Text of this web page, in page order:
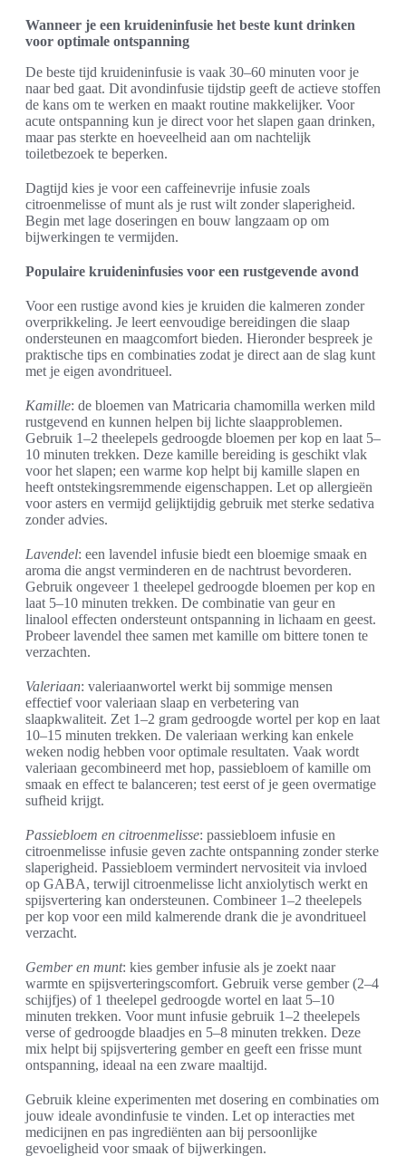
Wanneer je een kruideninfusie het beste kunt drinken
voor optimale ontspanning
De beste tijd kruideninfusie is vaak 30–60 minuten voor je
naar bed gaat. Dit avondinfusie tijdstip geeft de actieve stoffen
de kans om te werken en maakt routine makkelijker. Voor
acute ontspanning kun je direct voor het slapen gaan drinken,
maar pas sterkte en hoeveelheid aan om nachtelijk
toiletbezoek te beperken.
Dagtijd kies je voor een caffeinevrije infusie zoals
citroenmelisse of munt als je rust wilt zonder slaperigheid.
Begin met lage doseringen en bouw langzaam op om
bijwerkingen te vermijden.
Populaire kruideninfusies voor een rustgevende avond
Voor een rustige avond kies je kruiden die kalmeren zonder
overprikkeling. Je leert eenvoudige bereidingen die slaap
ondersteunen en maagcomfort bieden. Hieronder bespreek je
praktische tips en combinaties zodat je direct aan de slag kunt
met je eigen avondritueel.
Kamille: de bloemen van Matricaria chamomilla werken mild
rustgevend en kunnen helpen bij lichte slaapproblemen.
Gebruik 1–2 theelepels gedroogde bloemen per kop en laat 5–
10 minuten trekken. Deze kamille bereiding is geschikt vlak
voor het slapen; een warme kop helpt bij kamille slapen en
heeft ontstekingsremmende eigenschappen. Let op allergieën
voor asters en vermijd gelijktijdig gebruik met sterke sedativa
zonder advies.
Lavendel: een lavendel infusie biedt een bloemige smaak en
aroma die angst verminderen en de nachtrust bevorderen.
Gebruik ongeveer 1 theelepel gedroogde bloemen per kop en
laat 5–10 minuten trekken. De combinatie van geur en
linalool effecten ondersteunt ontspanning in lichaam en geest.
Probeer lavendel thee samen met kamille om bittere tonen te
verzachten.
Valeriaan: valeriaanwortel werkt bij sommige mensen
effectief voor valeriaan slaap en verbetering van
slaapkwaliteit. Zet 1–2 gram gedroogde wortel per kop en laat
10–15 minuten trekken. De valeriaan werking kan enkele
weken nodig hebben voor optimale resultaten. Vaak wordt
valeriaan gecombineerd met hop, passiebloem of kamille om
smaak en effect te balanceren; test eerst of je geen overmatige
sufheid krijgt.
Passiebloem en citroenmelisse: passiebloem infusie en
citroenmelisse infusie geven zachte ontspanning zonder sterke
slaperigheid. Passiebloem vermindert nervositeit via invloed
op GABA, terwijl citroenmelisse licht anxiolytisch werkt en
spijsvertering kan ondersteunen. Combineer 1–2 theelepels
per kop voor een mild kalmerende drank die je avondritueel
verzacht.
Gember en munt: kies gember infusie als je zoekt naar
warmte en spijsverteringscomfort. Gebruik verse gember (2–4
schijfjes) of 1 theelepel gedroogde wortel en laat 5–10
minuten trekken. Voor munt infusie gebruik 1–2 theelepels
verse of gedroogde blaadjes en 5–8 minuten trekken. Deze
mix helpt bij spijsvertering gember en geeft een frisse munt
ontspanning, ideaal na een zware maaltijd.
Gebruik kleine experimenten met dosering en combinaties om
jouw ideale avondinfusie te vinden. Let op interacties met
medicijnen en pas ingrediënten aan bij persoonlijke
gevoeligheid voor smaak of bijwerkingen.